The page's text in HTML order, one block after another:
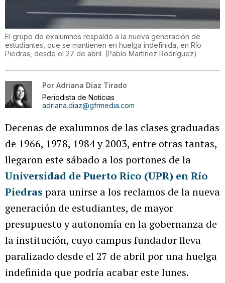
El grupo de exalumnos respaldó a la nueva generación de
estudiantes, que se mantienen en huelga indefinida, en Río
Piedras, desde el 27 de abril. (Pablo Martínez Rodríguez)
Por Adriana Díaz Tirado
Periodista de Noticias
adriana.diaz@gfrmedia.com
Decenas de exalumnos de las clases graduadas
de 1966, 1978, 1984 y 2003, entre otras tantas,
llegaron este sábado a los portones de la
Universidad de Puerto Rico (UPR) en Río
Piedras para unirse a los reclamos de la nueva
generación de estudiantes, de mayor
presupuesto y autonomía en la gobernanza de
la institución, cuyo campus fundador lleva
paralizado desde el 27 de abril por una huelga
indefinida que podría acabar este lunes.